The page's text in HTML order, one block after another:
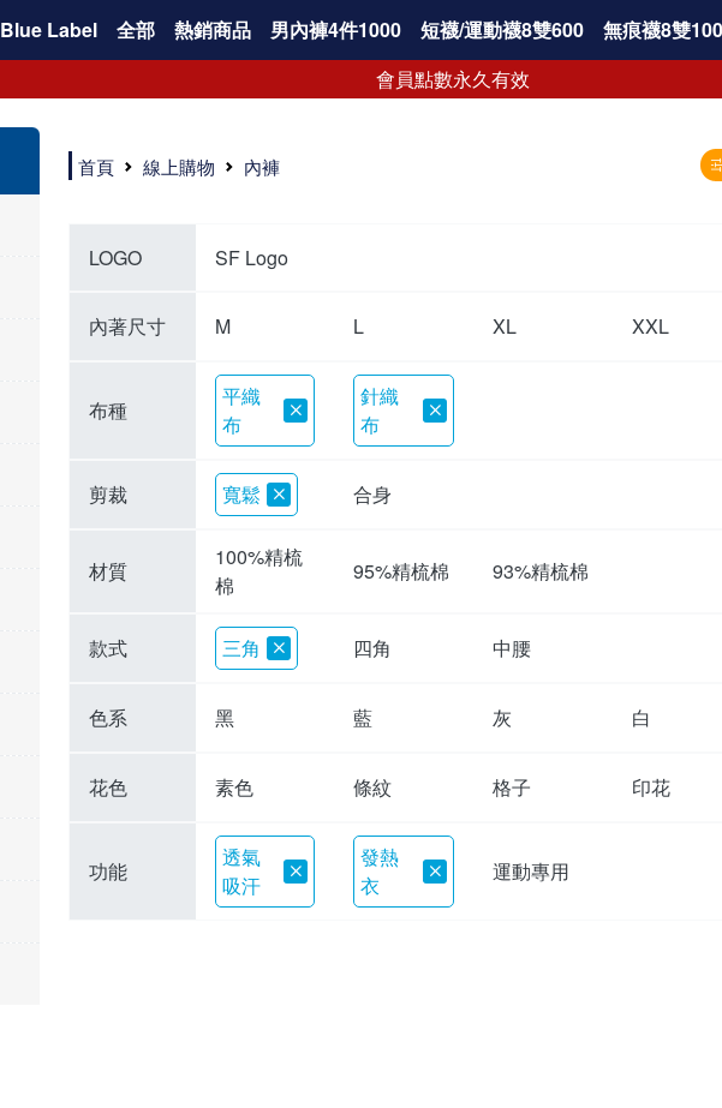
Blue Label 全部 熱銷商品 男內褲4件1000 短襪/運動襪8雙600 無痕襪8雙
會員點數永久有效
選擇內褲、平口褲、純棉內褲首重品質。舒適、透氣的內褲、平口褲、純棉內褲能影響健康，須謹慎挑選。三花內褲透氣不悶，值得信賴！
三花內褲、平口褲、純棉內褲50年來持續升級，符合人體工學設計，柔軟無勒痕的鬆緊帶。三花內褲是肌膚好友，口碑熱銷！
選擇內褲首重品質。三花內褲50年來不斷升級，證明其卓越品質。符合人體工學剪裁，柔軟無痕鬆緊帶，是必買首選。兼具品質與外型，與肌膚零感接觸，穿著舒適，看來有質感。三花內褲設計獨特，質料優良，專業剪裁，呵護肌膚。新鮮高品質棉材製成，多款選擇，耐洗耐穿，三花內褲絕對首選。
"內褲購買及使用經驗網友來信分享 近年來，我經常在大型連鎖賣場如佳瑪、美華泰等地看到三花內褲的展示。最近一兩年，甚至百貨公司及街頭店鋪都開始大量出現三花專櫃或專賣店。我猜測，這應該是三花在營運策略上的調整，才使得這些改變成為現實。 本來，三花內褲一直是消費者選購內褲時的熱門選項之一。內褲櫃點的增多使我更加注意到這個品牌，因此我在選購內褲時，特意多研究了一下三花內褲的設計。 先從內褲外層包裝談起，有些內褲有PP袋包裝，有些則沒有。雖然這是一件小事，但我發現朋友們中有人會介意內褲包裝沒有PP袋。他們認為沒有PP袋會使包裝不夠精美。對我來說，有PP袋確實能提升包裝的精緻度，但內褲不裝PP袋其實也算是環保。所以，這就看每個人對內褲包裝的需求和感受了。 每次購買內褲時，我都會特別帶一件五片式剪裁的內褲。三花的平口內褲被稱為全國第一件五片式剪裁內褲，這話應該不是隨便說說的，畢竟三花是一個擁有超過50年歷史的老品牌，專注於研發和改良內褲。當初，我覺得這種設計有些花俏，只是圖個新鮮買來試試，結果發現內褲多一片真的有其優勢，尤其是減少了內褲卡屁的次數。雖然這個狀況不可能完全消失，但大大增加了穿著的舒適度。 三花內褲的價格也在我能接受的範圍內，因此它逐漸成為我的心頭好。此外，內褲選購時的另一個重要因素是鬆緊帶。看內褲是否舊了，第一眼通常看鬆緊帶。故意或不小心露出內褲褲頭的時候，印象分數也是由鬆緊帶決定的。 很多內褲品牌強調鬆緊帶的造型及花樣，這類內褲非常適合一些特殊場合，如單身聯誼或約會時穿著，能夠加分不少。日常使用的內褲則建議選擇鬆緊帶不易鬆垮的，花樣其次。三花特別強調內褲鬆緊帶的耐洗度，而其他品牌鮮少提及這一點。 分場合選擇內褲是我的習慣。特殊場合內褲要講究一點，但平日則需要選擇鬆緊帶有保障的內褲。畢竟，內褲是每天陪伴我們超過12個小時的衣物，找到適合自己且耐洗耐穿高CP值的內褲才是最明智的選擇。 內褲畢竟是消耗品，定期更換非常重要。如果內褲沾染到髒污或處於潮濕的環境，就不應該撐太久。這是因為內褲長期接觸身體的重要部位，所以選擇和保養都要謹慎。 以上是我個人的內褲使用分享，並非業配，不代表任何人的立場。內褲還是要以自身體驗最為準確。希望大家都能找到適合自己的內褲，並多多支持台灣品牌。"
首頁 線上購物 內褲
LOGO SF Logo
內著尺寸 M L XL XXL
布種
平織
布
針織
布
剪裁 寬鬆 合身
材質
100%精梳
棉
95%精梳棉 93%精梳棉
款式 三角 四角 中腰
色系 黑 藍 灰 白
花色 素色 條紋 格子 印花
功能
透氣
吸汗
發熱
衣
運動專用